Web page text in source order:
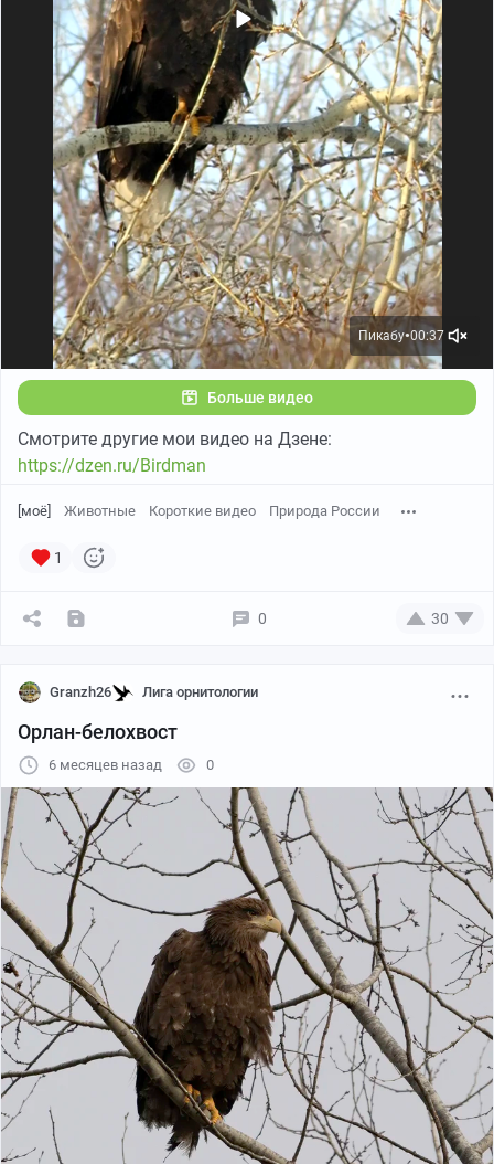
Пикабу●00:37
Больше видео
Смотрите другие мои видео на Дзене:
https://dzen.ru/Birdman
[моё] Животные Короткие видео Природа России
1
0 30
Granzh26 Лига орнитологии
Орлан-белохвост
6 месяцев назад 0